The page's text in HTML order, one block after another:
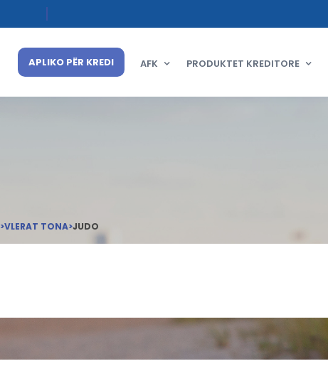
APLIKO PËR KREDI AFK PRODUKTET KREDITORE
>VLERAT TONA>JUDO